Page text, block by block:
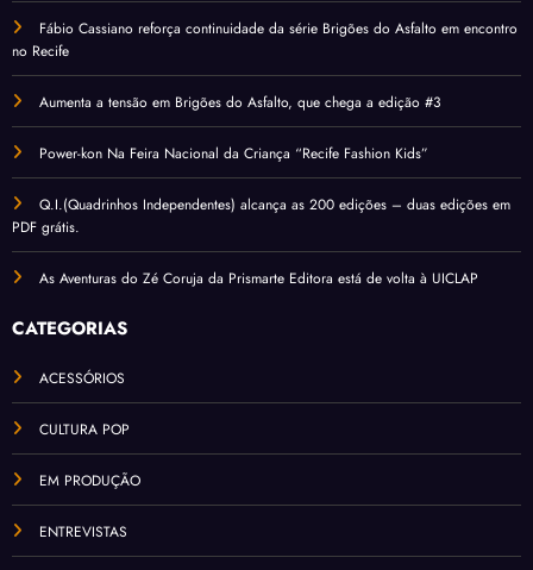
Fábio Cassiano reforça continuidade da série Brigões do Asfalto em encontro
no Recife
Aumenta a tensão em Brigões do Asfalto, que chega a edição #3
Power-kon Na Feira Nacional da Criança “Recife Fashion Kids”
Q.I.(Quadrinhos Independentes) alcança as 200 edições – duas edições em
PDF grátis.
As Aventuras do Zé Coruja da Prismarte Editora está de volta à UICLAP
CATEGORIAS
ACESSÓRIOS
CULTURA POP
EM PRODUÇÃO
ENTREVISTAS